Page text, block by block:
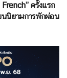
ครั้งแรก
นนิยามการพักผ่อน